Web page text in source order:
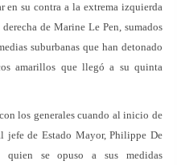
en su contra a la extrema izquierda
de Marine Le Pen, sumados
suburbanas que han detonado
amarillos que llegó a su quinta
los generales cuando al inicio de
jefe de Estado Mayor, Philippe De
se opuso a sus medidas